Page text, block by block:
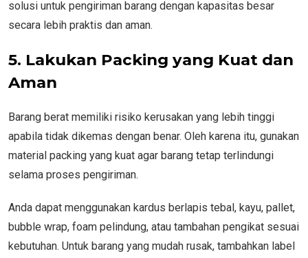
solusi untuk pengiriman barang dengan kapasitas besar
secara lebih praktis dan aman.
5. Lakukan Packing yang Kuat dan
Aman
Barang berat memiliki risiko kerusakan yang lebih tinggi
apabila tidak dikemas dengan benar. Oleh karena itu, gunakan
material packing yang kuat agar barang tetap terlindungi
selama proses pengiriman.
Anda dapat menggunakan kardus berlapis tebal, kayu, pallet,
bubble wrap, foam pelindung, atau tambahan pengikat sesuai
kebutuhan. Untuk barang yang mudah rusak, tambahkan label